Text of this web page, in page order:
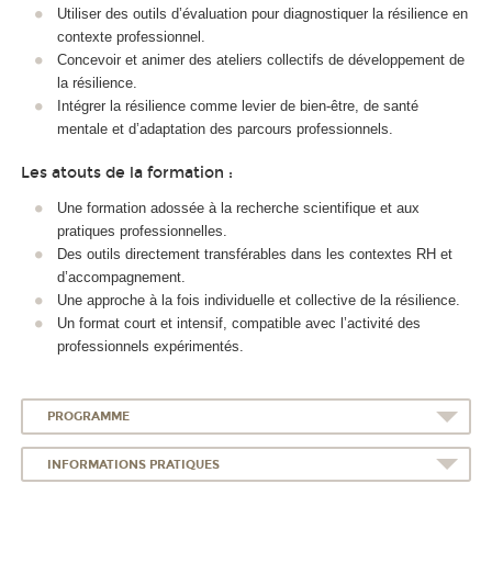
Utiliser des outils d’évaluation pour diagnostiquer la résilience en
contexte professionnel.
Concevoir et animer des ateliers collectifs de développement de
la résilience.
Intégrer la résilience comme levier de bien-être, de santé
mentale et d’adaptation des parcours professionnels.
Les atouts de la formation :
Une formation adossée à la recherche scientifique et aux
pratiques professionnelles.
Des outils directement transférables dans les contextes RH et
d’accompagnement.
Une approche à la fois individuelle et collective de la résilience.
Un format court et intensif, compatible avec l’activité des
professionnels expérimentés.
PROGRAMME
INFORMATIONS PRATIQUES